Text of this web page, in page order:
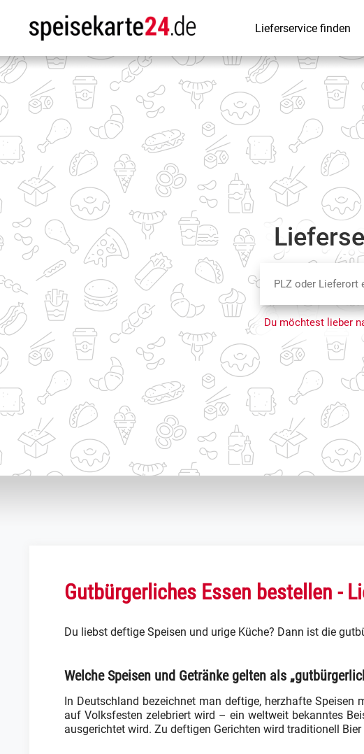
Lieferservice finden
Du möchtest lieber
Gutbürgerliches Essen bestellen -
Du liebst deftige Speisen und urige Küche? Dann ist die
Welche Speisen und Getränke gelten als
In Deutschland bezeichnet man deftige, herzhafte
auf Volksfesten zelebriert wird – ein weltweit bekanntes
ausgerichtet wird. Zu deftigen Gerichten wird traditionell